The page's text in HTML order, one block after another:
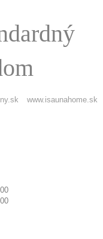
www.isaunahome.sk